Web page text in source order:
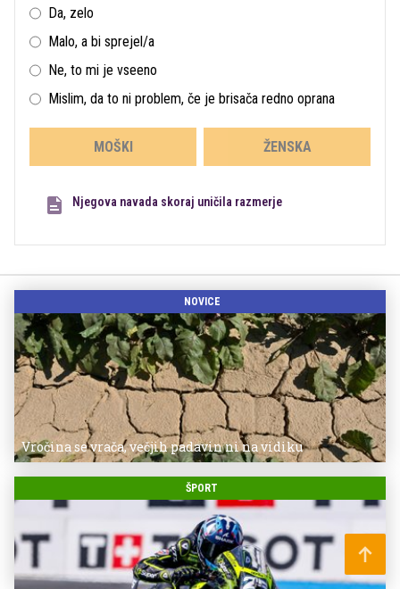
Da, zelo
Malo, a bi sprejel/a
Ne, to mi je vseeno
Mislim, da to ni problem, če je brisača redno oprana
MOŠKI ŽENSKA
Njegova navada skoraj uničila razmerje
NOVICE
Vročina se vrača, večjih padavin ni na vidiku
ŠPORT